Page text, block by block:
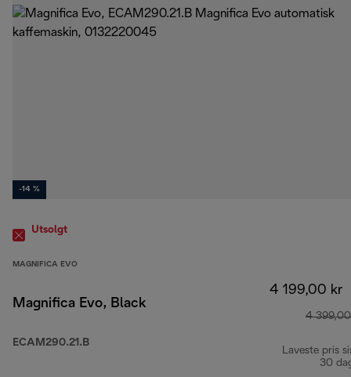
-14 %
Utsolgt
MAGNIFICA EVO
Magnifica Evo, Black
ECAM290.21.B
4 199,00 kr
4
Laveste pris
30